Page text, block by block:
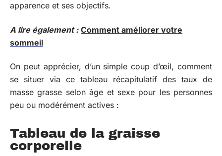
apparence et ses objectifs.
A lire également : Comment améliorer votre
sommeil
On peut apprécier, d’un simple coup d’œil, comment
se situer via ce tableau récapitulatif des taux de
masse grasse selon âge et sexe pour les personnes
peu ou modérément actives :
Tableau de la graisse
corporelle